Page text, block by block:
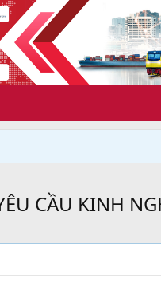
CẦU KINH